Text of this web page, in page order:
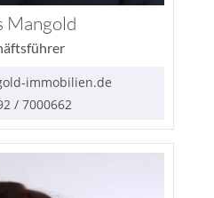
Mangold
immobilien.de
/ 7000662